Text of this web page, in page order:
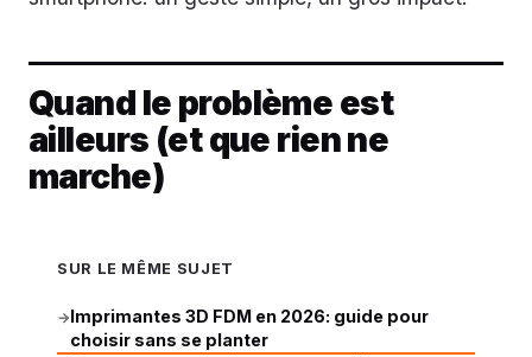
Quand le problème est
ailleurs (et que rien ne
marche)
SUR LE MÊME SUJET
→Imprimantes 3D FDM en 2026: guide pour
choisir sans se planter